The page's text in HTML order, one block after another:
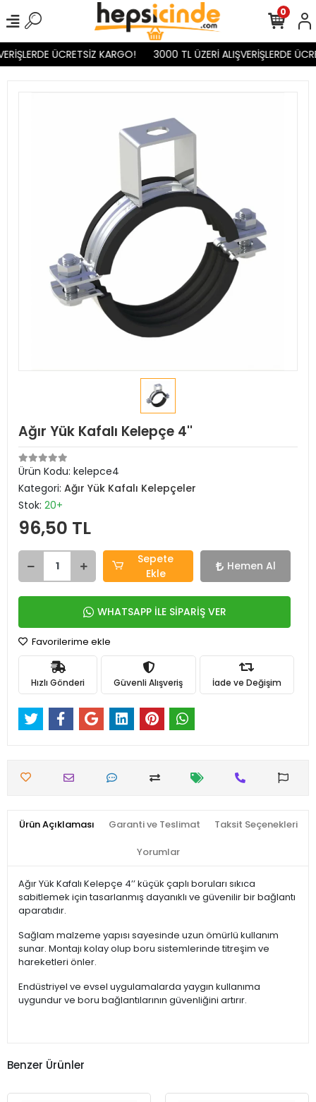
ÜCRETSİZ KARGO! 3000 TL ÜZERİ ALIŞVERİŞLERDE
0
Ağır Yük Kafalı Kelepçe 4''
Ürün Kodu: kelepce4
Kategori: Ağır Yük Kafalı Kelepçeler
Stok: 20+
96,50 TL
Sepete
Ekle
Hemen Al
WHATSAPP İLE SİPARİŞ VER
Favorilerime ekle
Hızlı Gönderi Güvenli Alışveriş İade ve Değişim
Ürün Açıklaması Garanti ve Teslimat Taksit Seçenekleri
Yorumlar
Ağır Yük Kafalı Kelepçe 4’’ küçük çaplı boruları sıkıca
sabitlemek için tasarlanmış dayanıklı ve güvenilir bir bağlantı
aparatıdır.
Sağlam malzeme yapısı sayesinde uzun ömürlü kullanım
sunar. Montajı kolay olup boru sistemlerinde titreşim ve
hareketleri önler.
Endüstriyel ve evsel uygulamalarda yaygın kullanıma
uygundur ve boru bağlantılarının güvenliğini artırır.
Benzer Ürünler